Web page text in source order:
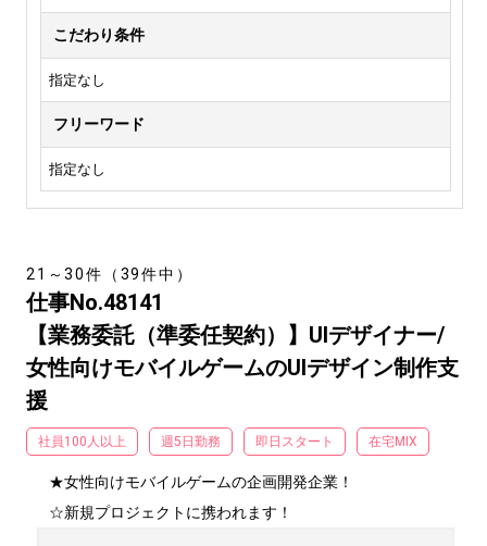
こだわり条件
指定なし
フリーワード
指定なし
21～30件（39件中）
仕事No.48141
【業務委託（準委任契約）】UIデザイナー/
女性向けモバイルゲームのUIデザイン制作支
援
社員100人以上 週5日勤務 即日スタート 在宅MIX
★女性向けモバイルゲームの企画開発企業！
☆新規プロジェクトに携われます！